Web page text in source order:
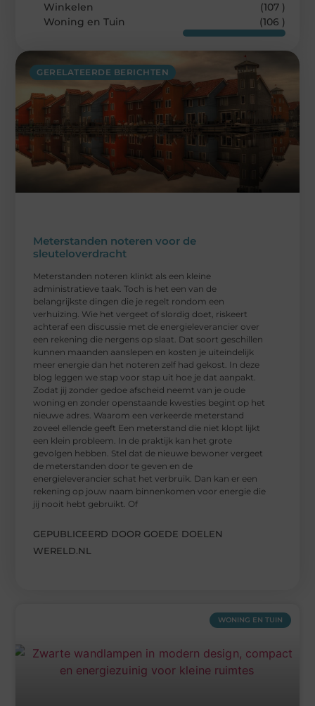
GERELATEERDE BERICHTEN
Meterstanden noteren voor de
sleuteloverdracht
Meterstanden noteren klinkt als een kleine
administratieve taak. Toch is het een van de
belangrijkste dingen die je regelt rondom een
verhuizing. Wie het vergeet of slordig doet, riskeert
achteraf een discussie met de energieleverancier over
een rekening die nergens op slaat. Dat soort geschillen
kunnen maanden aanslepen en kosten je uiteindelijk
meer energie dan het noteren zelf had gekost. In deze
blog leggen we stap voor stap uit hoe je dat aanpakt.
Zodat jij zonder gedoe afscheid neemt van je oude
woning en zonder openstaande kwesties begint op het
nieuwe adres. Waarom een verkeerde meterstand
zoveel ellende geeft Een meterstand die niet klopt lijkt
een klein probleem. In de praktijk kan het grote
gevolgen hebben. Stel dat de nieuwe bewoner vergeet
de meterstanden door te geven en de
energieleverancier schat het verbruik. Dan kan er een
rekening op jouw naam binnenkomen voor energie die
jij nooit hebt gebruikt. Of
GEPUBLICEERD DOOR GOEDE DOELEN
WERELD.NL
Winkelen
(107 )
Woning en Tuin
(106 )
WONING EN TUIN